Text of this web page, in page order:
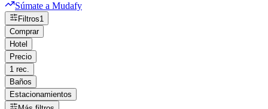
Súmate a Mudafy
Filtros1
Comprar
Hotel
Precio
1 rec.
Baños
Estacionamientos